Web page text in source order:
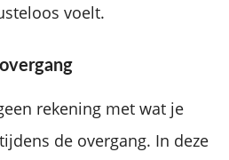
voelt.
rekening met wat je
de overgang. In deze